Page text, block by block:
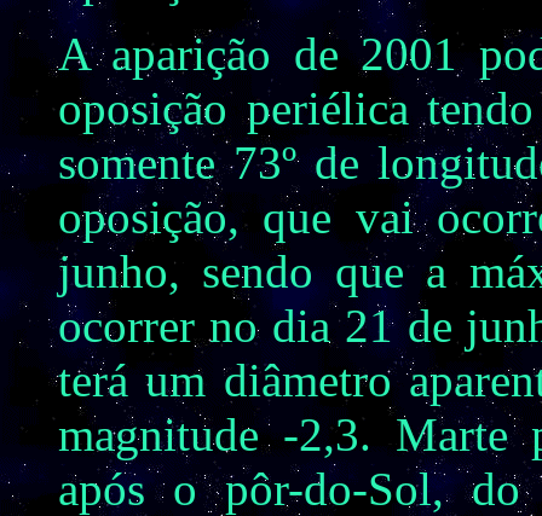
A aparição de 2001
oposição periélica
somente 73º de
oposição, que vai
junho, sendo que a
ocorrer no dia 21 de
terá um diâmetro
magnitude -2,3. Marte
após o pôr-do-Sol,